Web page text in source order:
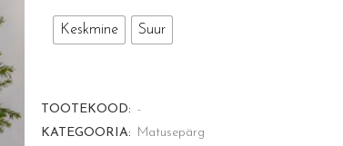
Keskmine Suur
TOOTEKOOD: -
KATEGOORIA: Matusepärg